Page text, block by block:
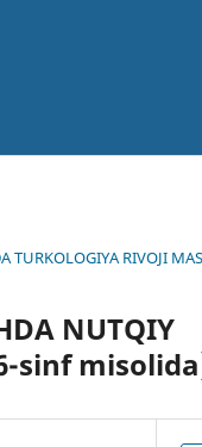
RIVOJI
NUTQIY
sinf